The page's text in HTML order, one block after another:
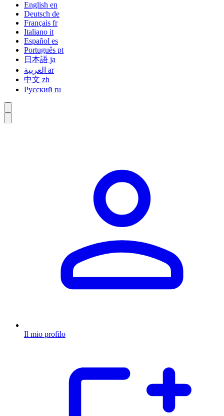
English en
Deutsch de
Français fr
Italiano it
Español es
Português pt
日本語 ja
ar
中文 zh
Русский ru
Il mio profilo